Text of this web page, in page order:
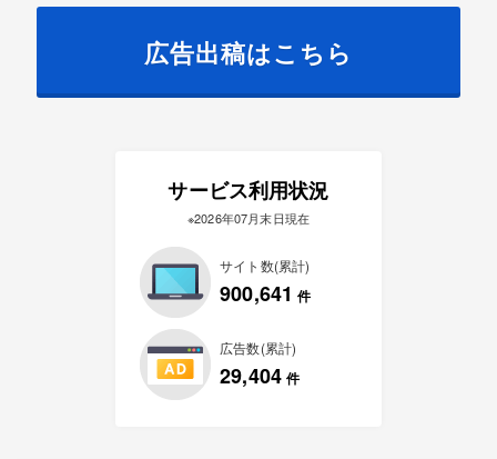
広告出稿はこちら
サービス利用状況
※2026年07月末日現在
サイト数(累計)
900,641 件
広告数(累計)
29,404 件